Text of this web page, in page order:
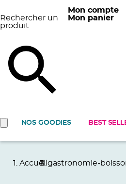
Rechercher un
produit
Mon compte
Mon panier
NOS GOODIES BEST
Accueil gastronomie-